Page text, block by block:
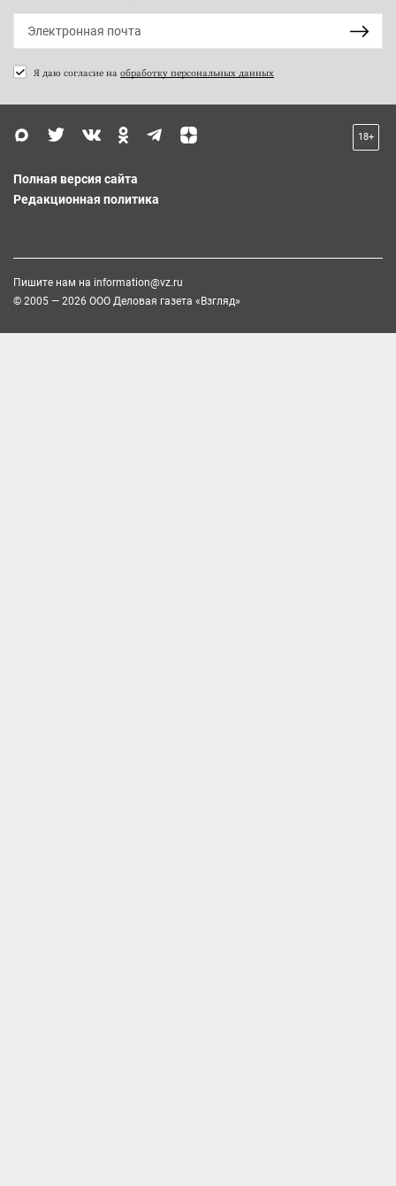
Я даю согласие на обработку персональных данных
18+
Полная версия сайта
Редакционная политика
Пишите нам на information@vz.ru
© 2005 — 2026 ООО Деловая газета «Взгляд»